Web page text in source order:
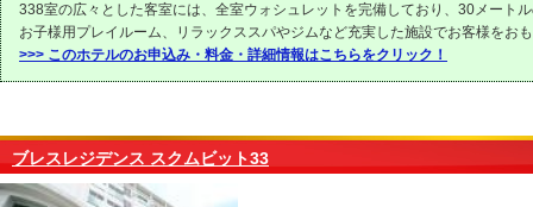
338室の広々とした客室には、全室ウォシュレットを完備しており、30メート
お子様用プレイルーム、リラックススパやジムなど充実した施設でお客様をお
>>> このホテルのお申込み・料金・詳細情報はこちらをクリック！
ブレスレジデンス スクムビット33